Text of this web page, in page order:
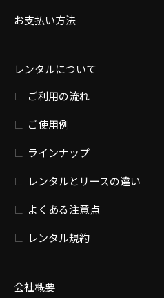
お支払い方法
レンタルについて
ご利用の流れ
ご使用例
ラインナップ
レンタルとリースの違い
よくある注意点
レンタル規約
会社概要